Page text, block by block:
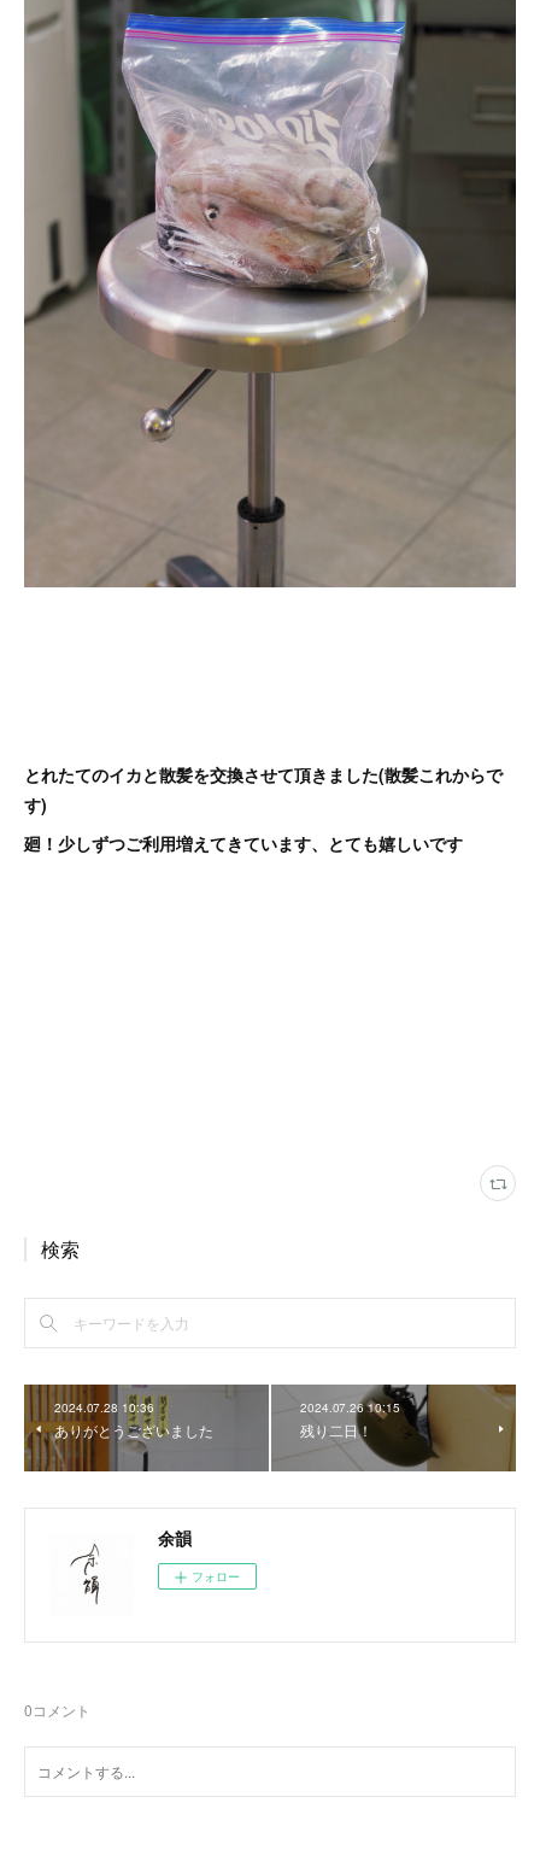
とれたてのイカと散髪を交換させて頂きました(散髪これからで
す)
廻！少しずつご利用増えてきています、とても嬉しいです
検索
2024.07.28 10:36
ありがとうございました
2024.07.26 10:15
残り二日！
余韻
フォロー
0コメント